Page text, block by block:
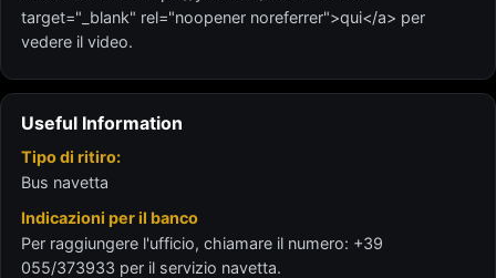
target="_blank" rel="noopener noreferrer">qui</a> per
vedere il video.
Useful Information
Tipo di ritiro:
Bus navetta
Indicazioni per il banco
Per raggiungere l'ufficio, chiamare il numero: +39
055/373933 per il servizio navetta.